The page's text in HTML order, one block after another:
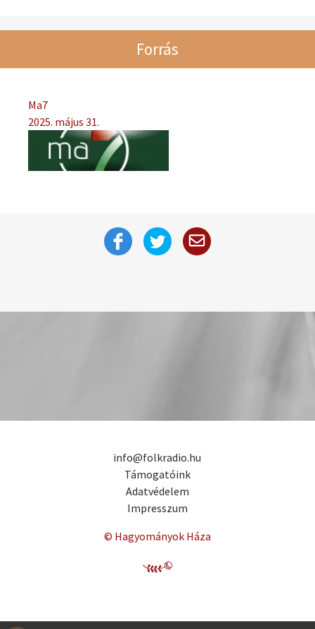
Forrás
Ma7
2025. május 31.
info@folkradio.hu
Támogatóink
Adatvédelem
Impresszum
© Hagyományok Háza